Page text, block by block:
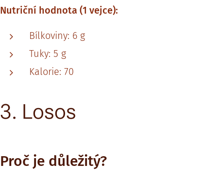
Nutriční hodnota (1 vejce):
Bílkoviny: 6 g
Tuky: 5 g
Kalorie: 70
3. Losos
Proč je důležitý?